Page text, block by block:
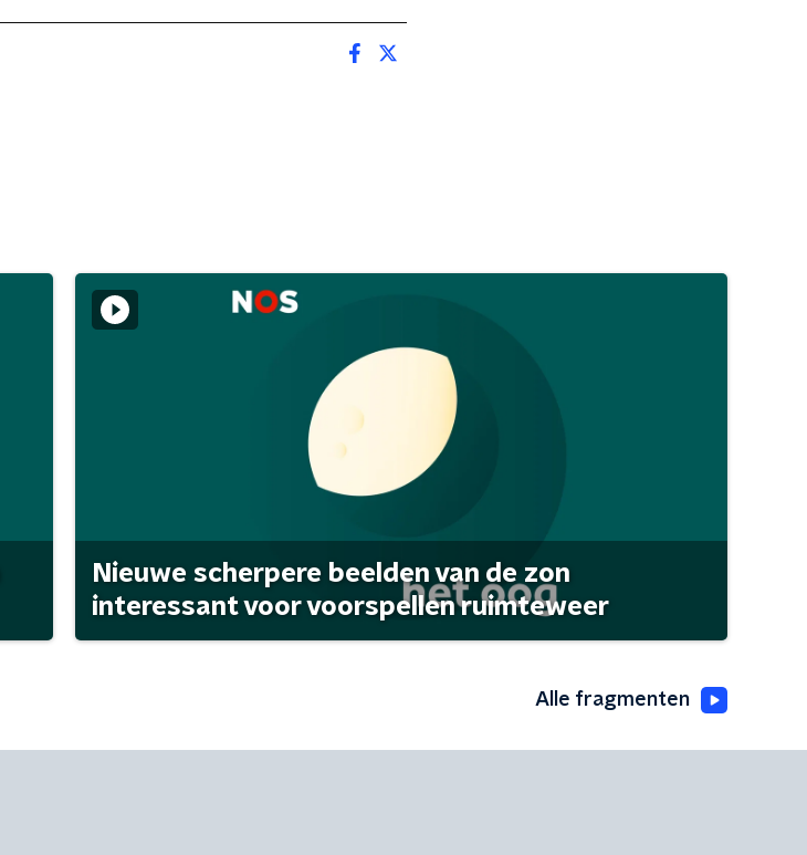
Nieuwe scherpere beelden van de zon
interessant voor voorspellen ruimteweer
Alle fragmenten